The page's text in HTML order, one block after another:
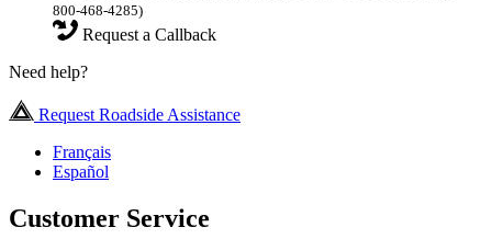
800-468-4285)
Request a Callback
Need help?
Request Roadside Assistance
Français
Español
Customer Service